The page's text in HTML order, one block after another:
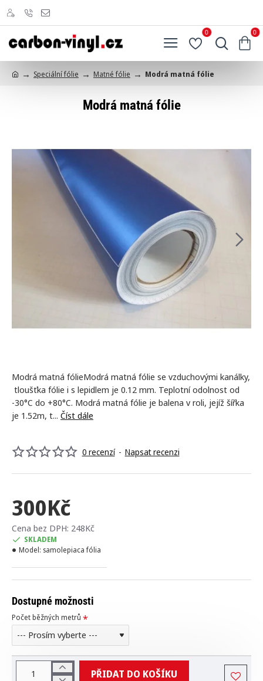
0 0
Speciální fólie Matné fólie Modrá matná fólie
Modrá matná fólie
Modrá matná fólieModrá matná fólie se vzduchovými kanálky,
tloušťka fólie i s lepidlem je 0.12 mm. Teplotní odolnost od
-30°C do +80°C. Modrá matná fólie je balena v roli, jejíž šířka
je 1.52m, t... Číst dále
0 recenzí - Napsat recenzi
300Kč
Cena bez DPH: 248Kč
SKLADEM
Model: samolepiaca fólia
Dostupné možnosti
Počet běžných metrů
PŘIDAT DO KOŠÍKU